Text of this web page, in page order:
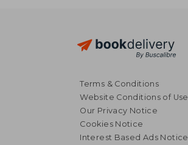
Terms & Conditions
Website Conditions of Use
Our Privacy Notice
Cookies Notice
Interest Based Ads Notice